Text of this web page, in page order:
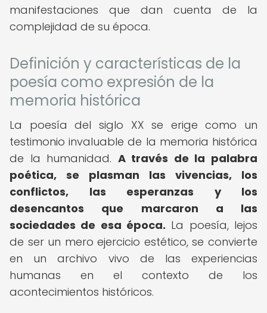
manifestaciones que dan cuenta de la
complejidad de su época.
Definición y características de la
poesía como expresión de la
memoria histórica
La poesía del siglo XX se erige como un
testimonio invaluable de la memoria histórica
de la humanidad. A través de la palabra
poética, se plasman las vivencias, los
conflictos, las esperanzas y los
desencantos que marcaron a las
sociedades de esa época. La poesía, lejos
de ser un mero ejercicio estético, se convierte
en un archivo vivo de las experiencias
humanas en el contexto de los
acontecimientos históricos.